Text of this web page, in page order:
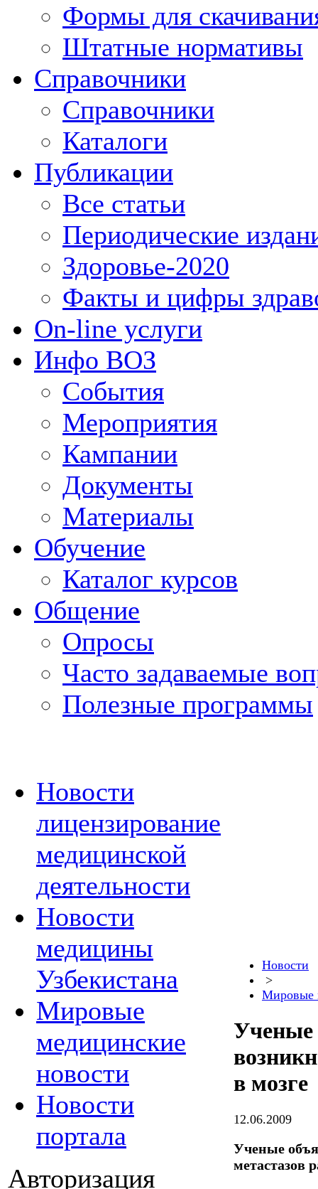
Формы для
Штатные нормативы
Справочники
Справочники
Каталоги
Публикации
Все статьи
Периодические
Здоровье-2020
Факты и цифры
On-line услуги
Инфо ВОЗ
События
Мероприятия
Кампании
Документы
Материалы
Обучение
Каталог курсов
Общение
Опросы
Часто задаваемые
Полезные программы
Новости
лицензирование
медицинской
деятельности
Новости
медицины
Узбекистана
Мировые
медицинские
новости
Новости
портала
Авторизация
Новости
>
Мировые
Ученые
в мозге
12.06.2009
Ученые
метастазов